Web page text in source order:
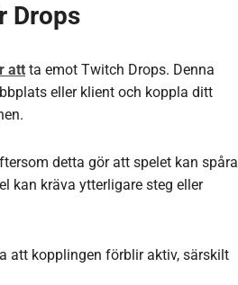
Drops
att ta emot Twitch Drops. Denna
eller klient och koppla ditt
detta gör att spelet kan spåra
kan kräva ytterligare steg eller
att kopplingen förblir aktiv, särskilt